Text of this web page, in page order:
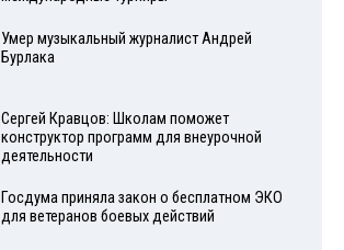
Умер музыкальный журналист Андрей
Бурлака
Сергей Кравцов: Школам поможет
конструктор программ для внеурочной
деятельности
Госдума приняла закон о бесплатном ЭКО
для ветеранов боевых действий